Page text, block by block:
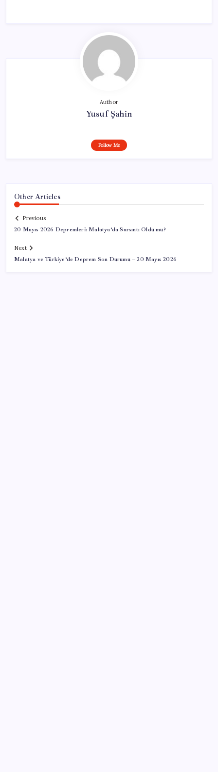
Author
Yusuf Şahin
Follow Me
Other Articles
Previous
20 Mayıs 2026 Depremleri: Malatya’da Sarsıntı Oldu mu?
Next
Malatya ve Türkiye’de Deprem Son Durumu – 20 Mayıs 2026